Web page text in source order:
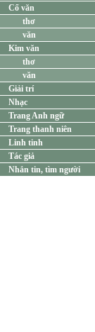
Cổ văn
thơ
văn
Kim văn
thơ
văn
Giải trí
Nhạc
Trang Anh ngữ
Trang thanh niên
Linh tinh
Tác giả
Nhắn tin, tìm người